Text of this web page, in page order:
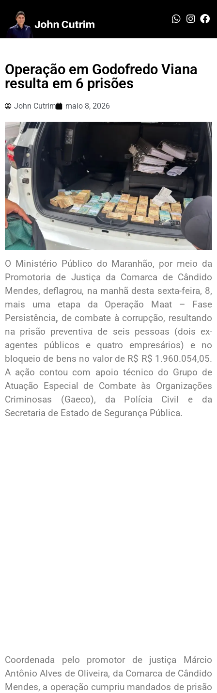
Operação em Godofredo Viana
resulta em 6 prisões
John Cutrim maio 8, 2026
O Ministério Público do Maranhão, por meio da
Promotoria de Justiça da Comarca de Cândido
Mendes, deflagrou, na manhã desta sexta-feira, 8,
mais uma etapa da Operação Maat – Fase
Persistência, de combate à corrupção, resultando
na prisão preventiva de seis pessoas (dois ex-
agentes públicos e quatro empresários) e no
bloqueio de bens no valor de R$ R$ 1.960.054,05.
A ação contou com apoio técnico do Grupo de
Atuação Especial de Combate às Organizações
Criminosas (Gaeco), da Polícia Civil e da
Secretaria de Estado de Segurança Pública.
Coordenada pelo promotor de justiça Márcio
Antônio Alves de Oliveira, da Comarca de Cândido
Mendes, a operação cumpriu mandados de prisão